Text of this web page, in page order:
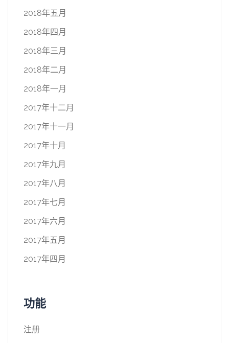
2018年五月
2018年四月
2018年三月
2018年二月
2018年一月
2017年十二月
2017年十一月
2017年十月
2017年九月
2017年八月
2017年七月
2017年六月
2017年五月
2017年四月
功能
注册